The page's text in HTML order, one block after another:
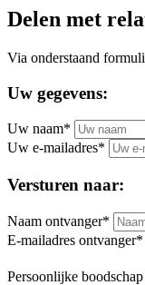
Delen met
Via onderstaand
Uw gegevens:
Uw naam*
Uw e-mailadres*
Versturen naar:
Naam ontvanger*
E-mailadres ontvanger*
Persoonlijke